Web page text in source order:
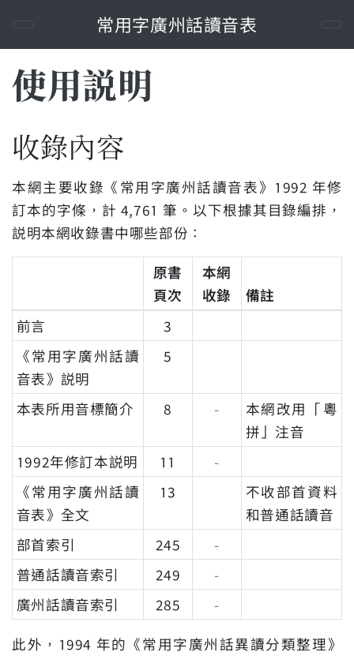
常用字廣州話讀音表
使用説明
收錄內容
本網主要收錄《常用字廣州話讀音表》1992 年修
訂本的字條，計 4,761 筆。以下根據其目錄編排，
説明本網收錄書中哪些部份：
原書
頁次
本網
收錄
備註
前言
3
《常用字廣州話讀
音表》説明
5
本表所用音標簡介 8 -
本網改用「粵
拼」注音
1992年修訂本説明
11
-
《常用字廣州話讀
音表》全文
13
不收部首資料
和普通話讀音
部首索引
245
-
普通話讀音索引
249
-
廣州話讀音索引
285
-
此外，1994 年的《常用字廣州話異讀分類整理》